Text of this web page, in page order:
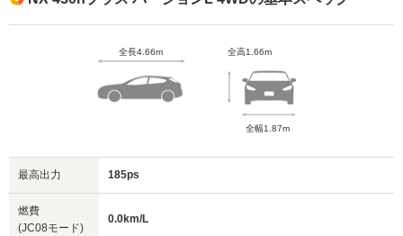
全長4.66m 全高1.66m
全幅1.87m
最高出力 185ps
燃費
(JC08モード)
0.0km/L